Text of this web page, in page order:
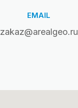
EMAIL
zakaz@arealgeo.ru